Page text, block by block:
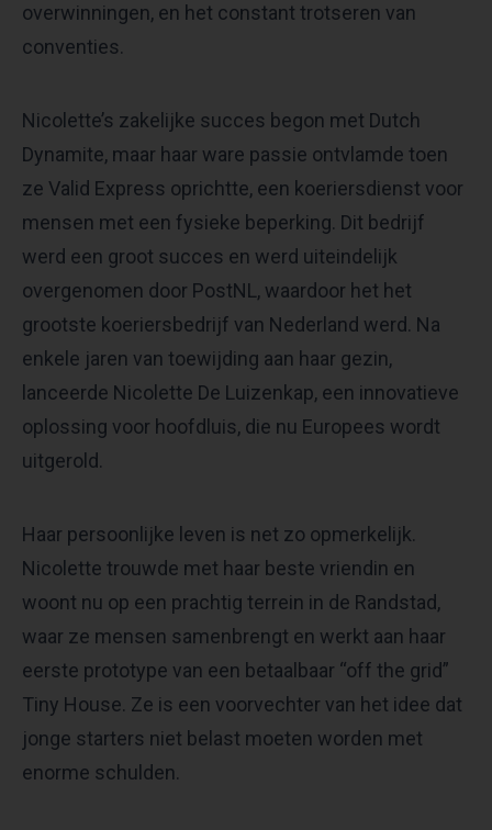
overwinningen, en het constant trotseren van
conventies.
Nicolette’s zakelijke succes begon met Dutch
Dynamite, maar haar ware passie ontvlamde toen
ze Valid Express oprichtte, een koeriersdienst voor
mensen met een fysieke beperking. Dit bedrijf
werd een groot succes en werd uiteindelijk
overgenomen door PostNL, waardoor het het
grootste koeriersbedrijf van Nederland werd. Na
enkele jaren van toewijding aan haar gezin,
lanceerde Nicolette De Luizenkap, een innovatieve
oplossing voor hoofdluis, die nu Europees wordt
uitgerold.
Haar persoonlijke leven is net zo opmerkelijk.
Nicolette trouwde met haar beste vriendin en
woont nu op een prachtig terrein in de Randstad,
waar ze mensen samenbrengt en werkt aan haar
eerste prototype van een betaalbaar “off the grid”
Tiny House. Ze is een voorvechter van het idee dat
jonge starters niet belast moeten worden met
enorme schulden.